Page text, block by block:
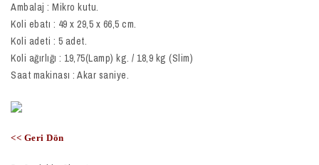
Ambalaj : Mikro kutu.
Koli ebatı : 49 x 29,5 x 66,5 cm.
Koli adeti : 5 adet.
Koli ağırlığı : 19,75(Lamp) kg. / 18,9 kg (Slim)
Saat makinası : Akar saniye.
<< Geri Dön